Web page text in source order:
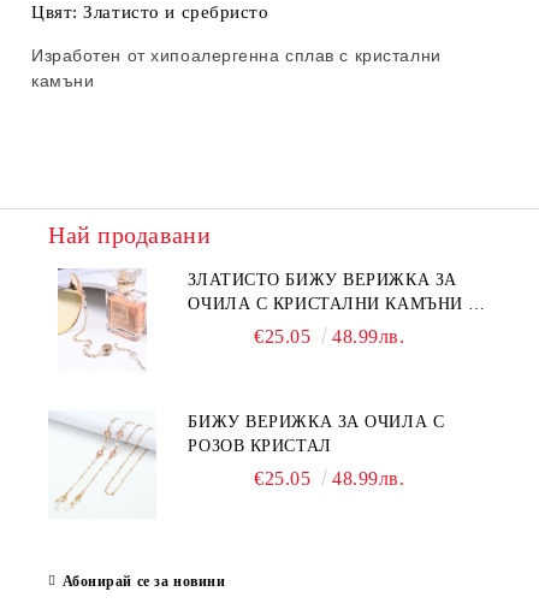
Цвят: Златисто и сребристо
Изработен от хипоалергенна сплав с кристални
камъни
Най продавани
ЗЛАТИСТО БИЖУ ВЕРИЖКА ЗА
ОЧИЛА С КРИСТАЛНИ КАМЪНИ И
€25.05 48.99лв.
БИЖУ ВЕРИЖКА ЗА ОЧИЛА С
РОЗОВ КРИСТАЛ
€25.05 48.99лв.
Абонирай се за новини